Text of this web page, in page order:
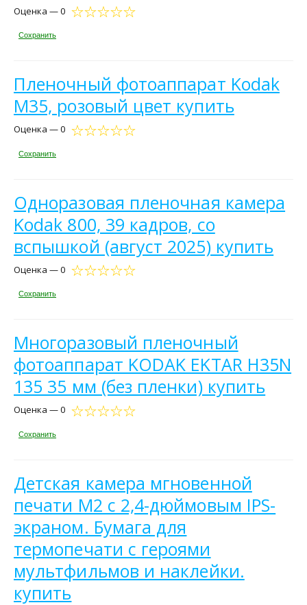
Оценка — 0
Сохранить
Пленочный фотоаппарат Kodak
M35, розовый цвет купить
Оценка — 0
Сохранить
Одноразовая пленочная камера
Kodak 800, 39 кадров, со
вспышкой (август 2025) купить
Оценка — 0
Сохранить
Многоразовый пленочный
фотоаппарат KODAK EKTAR H35N
135 35 мм (без пленки) купить
Оценка — 0
Сохранить
Детская камера мгновенной
печати M2 с 2,4-дюймовым IPS-
экраном. Бумага для
термопечати с героями
мультфильмов и наклейки.
купить